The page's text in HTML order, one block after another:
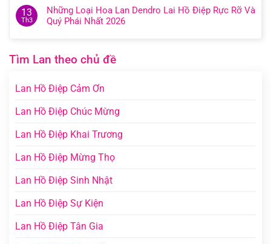
13
Th3
Những Loại Hoa Lan Dendro Lai Hồ Điệp Rực Rỡ Và
Quý Phái Nhất 2026
Tìm Lan theo chủ đề
Lan Hồ Điệp Cảm Ơn
Lan Hồ Điệp Chúc Mừng
Lan Hồ Điệp Khai Trương
Lan Hồ Điệp Mừng Thọ
Lan Hồ Điệp Sinh Nhật
Lan Hồ Điệp Sự Kiện
Lan Hồ Điệp Tân Gia